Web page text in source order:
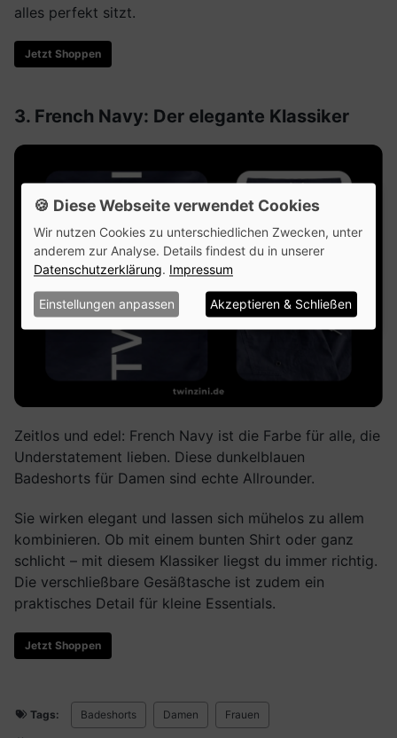
alles perfekt sitzt.
Jetzt Shoppen
3. French Navy: Der elegante Klassiker
Zeitlos und edel: French Navy ist die Farbe für alle, die
Understatement lieben. Diese dunkelblauen
Badeshorts für Damen sind echte Allrounder.
Sie wirken elegant und lassen sich mühelos zu allem
kombinieren. Ob mit einem bunten Shirt oder ganz
schlicht – mit diesem Klassiker liegst du immer richtig.
Die verschließbare Gesäßtasche ist zudem ein
praktisches Detail für kleine Essentials.
Jetzt Shoppen
Tags: Badeshorts Damen Frauen
🍪 Diese Webseite verwendet Cookies
Wir nutzen Cookies zu unterschiedlichen Zwecken, unter
anderem zur Analyse. Details findest du in unserer
Datenschutzerklärung. Impressum
Einstellungen anpassen Akzeptieren & Schließen